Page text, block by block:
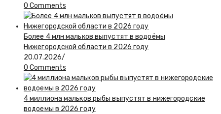
0 Comments
Более 4 млн мальков выпустят в водоёмы
Нижегородской области в 2026 году
20.07.2026/
0 Comments
4 миллиона мальков рыбы выпустят в нижегородские
водоемы в 2026 году